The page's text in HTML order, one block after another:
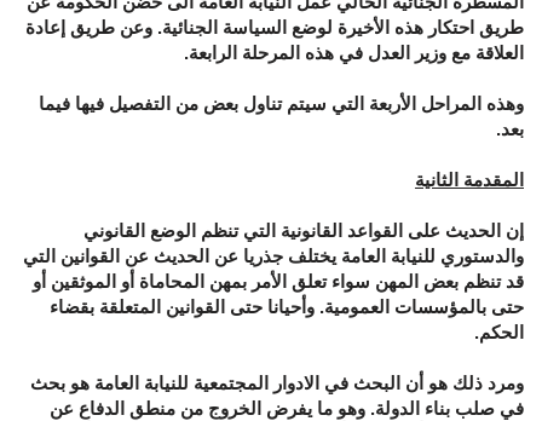
طريق احتكار هذه الأخيرة لوضع السياسة الجنائية. وعن طريق إعادة
العلاقة مع وزير العدل في هذه المرحلة الرابعة.
وهذه المراحل الأربعة التي سيتم تناول بعض من التفصيل فيها فيما
بعد.
المقدمة الثانية
إن الحديث على القواعد القانونية التي تنظم الوضع القانوني
والدستوري للنيابة العامة يختلف جذريا عن الحديث عن القوانين التي
قد تنظم بعض المهن سواء تعلق الأمر بمهن المحاماة أو الموثقين أو
حتى بالمؤسسات العمومية. وأحيانا حتى القوانين المتعلقة بقضاء
الحكم.
ومرد ذلك هو أن البحث في الادوار المجتمعية للنيابة العامة هو بحث
في صلب بناء الدولة. وهو ما يفرض الخروج من منطق الدفاع عن